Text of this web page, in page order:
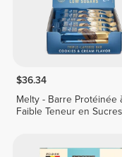
$36.34
Melty - Barre Protéinée
Faible Teneur en